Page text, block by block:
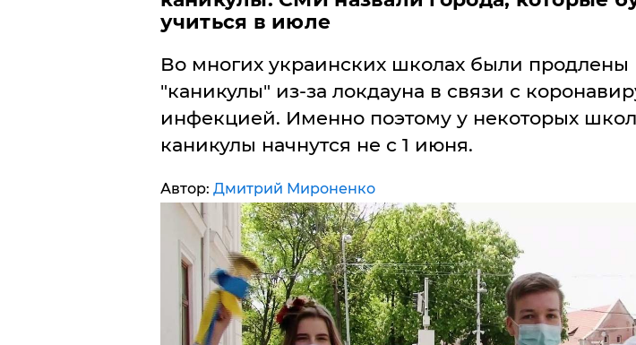
учиться в июле
Во многих украинских школах были продлены
"каникулы" из-за локдауна в связи с
инфекцией. Именно поэтому у некоторых
каникулы начнутся не с 1 июня.
Автор: Дмитрий Мироненко